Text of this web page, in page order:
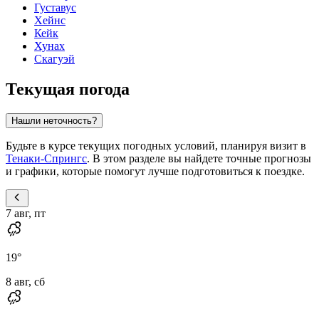
Густавус
Хейнс
Кейк
Хунах
Скагуэй
Текущая погода
Нашли неточность?
Будьте в курсе текущих погодных условий, планируя визит в
Тенаки-Спрингс. В этом разделе вы найдете точные прогнозы
и графики, которые помогут лучше подготовиться к поездке.
7 авг, пт
19°
8 авг, сб